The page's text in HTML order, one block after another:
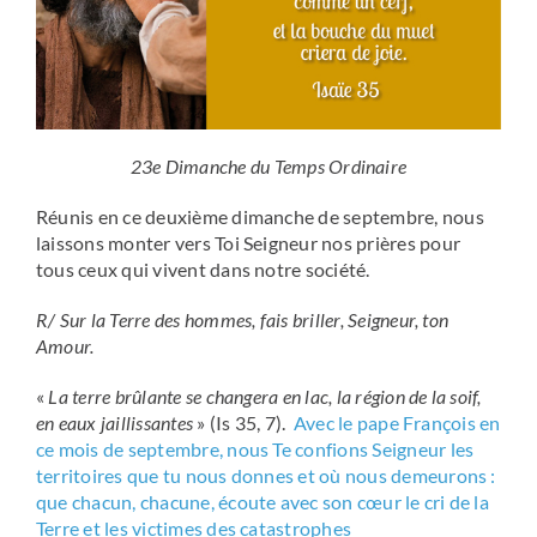
23e Dimanche du Temps Ordinaire
Réunis en ce deuxième dimanche de septembre, nous
laissons monter vers Toi Seigneur nos prières pour
tous ceux qui vivent dans notre société.
R/ Sur la Terre des hommes, fais briller, Seigneur, ton
Amour.
« La terre brûlante se changera en lac, la région de la soif,
en eaux jaillissantes » (Is 35, 7). Avec le pape François en
ce mois de septembre, nous Te confions Seigneur les
territoires que tu nous donnes et où nous demeurons :
que chacun, chacune, écoute avec son cœur le cri de la
Terre et les victimes des catastrophes